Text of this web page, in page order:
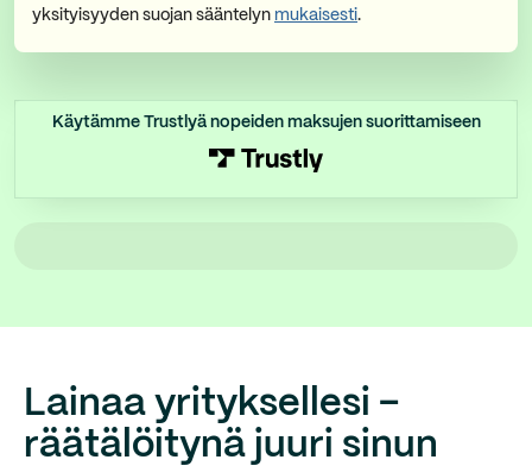
yksityisyyden suojan sääntelyn mukaisesti.
Käytämme Trustlyä nopeiden maksujen suorittamiseen
Lainaa yrityksellesi –
räätälöitynä juuri sinun